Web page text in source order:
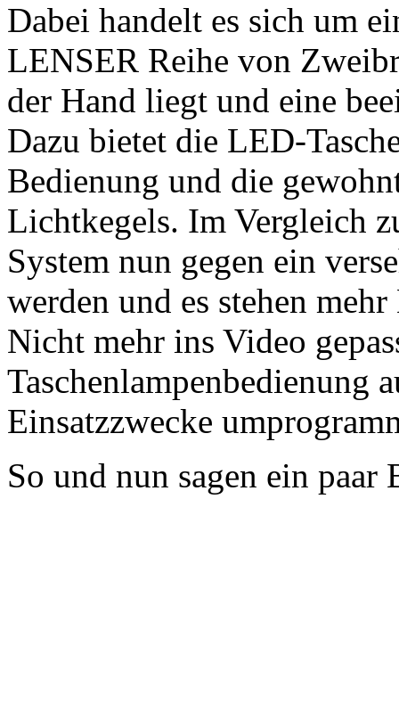
Dabei handelt es sich um
LENSER Reihe von
der Hand liegt und eine
Dazu bietet die LED-
Bedienung und die
Lichtkegels. Im Vergleich
System nun gegen ein
werden und es stehen
Nicht mehr ins Video
Taschenlampenbedienung
Einsatzzwecke
So und nun sagen ein paar